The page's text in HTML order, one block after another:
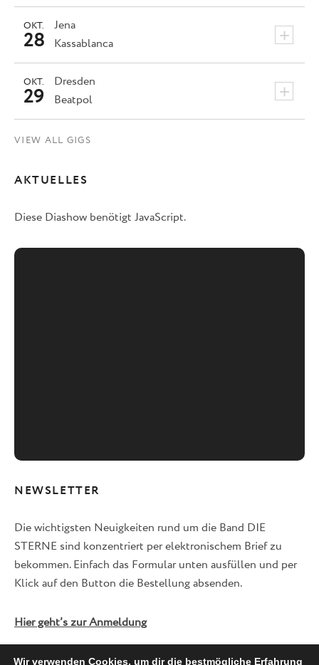
Jena +
OKT.
28 Kassablanca
Dresden +
OKT.
29 Beatpol
VIEW ALL GIGS
AKTUELLES
Diese Diashow benötigt JavaScript.
NEWSLETTER
Die wichtigsten Neuigkeiten rund um die Band DIE
STERNE sind konzentriert per elektronischem Brief zu
bekommen. Einfach das Formular unten ausfüllen und per
Klick auf den Button die Bestellung absenden.
Hier geht’s zur Anmeldung
Wir verwenden Cookies, um dir die bestmögliche Erfahrung